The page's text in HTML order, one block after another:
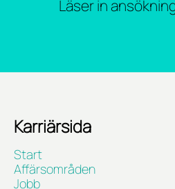
Läser in
Karriärsida
Start
Affärsområden
Jobb